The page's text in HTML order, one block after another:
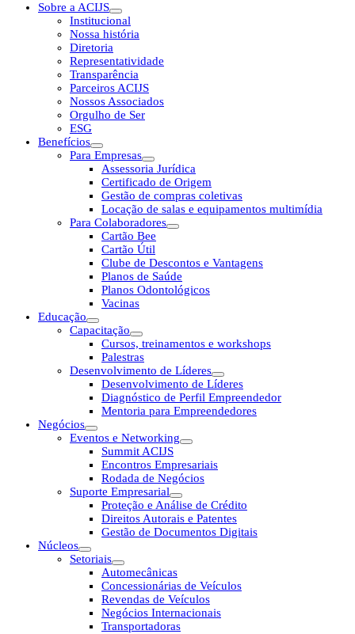
Sobre a ACIJS
Institucional
Nossa história
Diretoria
Representatividade
Transparência
Parceiros ACIJS
Nossos Associados
Orgulho de Ser
ESG
Benefícios
Para Empresas
Assessoria Jurídica
Certificado de Origem
Gestão de compras coletivas
Locação de salas e equipamentos multimídia
Para Colaboradores
Cartão Bee
Cartão Útil
Clube de Descontos e Vantagens
Planos de Saúde
Planos Odontológicos
Vacinas
Educação
Capacitação
Cursos, treinamentos e workshops
Palestras
Desenvolvimento de Líderes
Desenvolvimento de Líderes
Diagnóstico de Perfil Empreendedor
Mentoria para Empreendedores
Negócios
Eventos e Networking
Summit ACIJS
Encontros Empresariais
Rodada de Negócios
Suporte Empresarial
Proteção e Análise de Crédito
Direitos Autorais e Patentes
Gestão de Documentos Digitais
Núcleos
Setoriais
Automecânicas
Concessionárias de Veículos
Revendas de Veículos
Negócios Internacionais
Transportadoras